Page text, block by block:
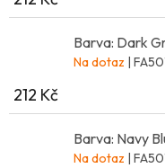
Barva: Dark
Na dotaz |
212 Kč
Barva: Navy
Na dotaz |